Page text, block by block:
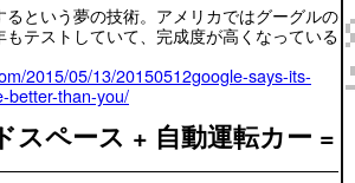
るという夢の技術。アメリカではグーグルの
もテストしていて、完成度が高くなっている
2015/05/13/20150512google-says-its-
better-than-you/
スペース + 自動運転カー =